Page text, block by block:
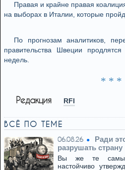
Правая и крайне правая
на выборах в Италии, которые
По прогнозам аналитиков,
правительства Швеции
недель.
* * *
Редакция RFI
ВСЁ ПО ТЕМЕ
06.08.26
Ради
разрушать страну
Вы же те
настойчиво